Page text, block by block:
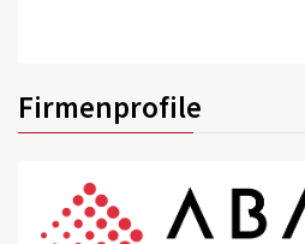
Firmenprofile